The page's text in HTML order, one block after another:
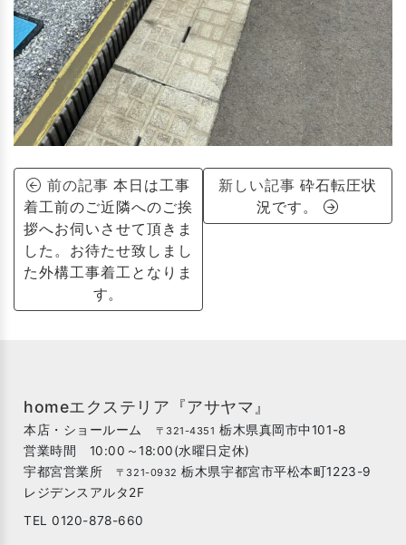
前の記事本日は工事
着工前のご近隣へのご挨
拶へお伺いさせて頂きま
した。お待たせ致しまし
た外構工事着工となりま
す。
新しい記事砕石転圧状
況です。
homeエクステリア『アサヤマ』
本店・ショールーム 〒321-4351 栃木県真岡市中101-8
営業時間 10:00～18:00(水曜日定休)
宇都宮営業所 〒321-0932 栃木県宇都宮市平松本町1223-9
レジデンスアルタ2F
TEL 0120-878-660